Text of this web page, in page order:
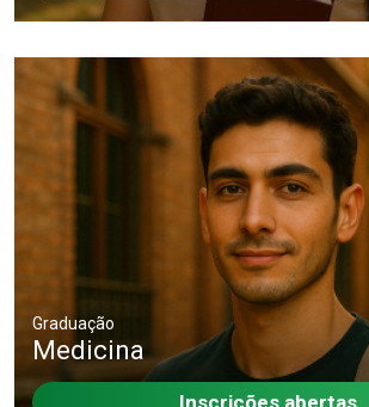
Graduação
Medicina
Inscrições abertas